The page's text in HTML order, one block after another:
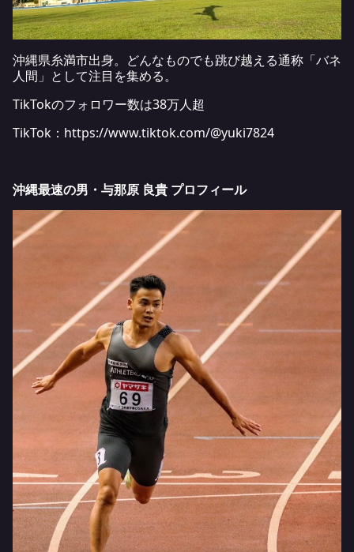
沖縄県糸満市出身。どんなものでも跳び越える通称「バネ
人間」として注目を集める。
TikTokのフォロワー数は38万人超
TikTok： https://www.tiktok.com/@yuki7824
沖縄最速の男・与那原 良貴 プロフィール